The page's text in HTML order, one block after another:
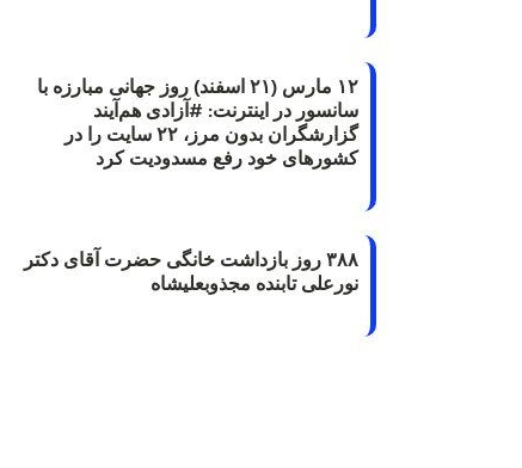
۱۲ مارس (۲۱ اسفند) روز جهانی مبارزه با
سانسور در اینترنت: #آزادی هم‌آیند
گزارشگران‌ بدون مرز، ۲۲ سایت را در
کشورهای خود رفع مسدودیت کرد
۳۸۸ روز بازداشت خانگی حضرت آقای دکتر
نورعلی تابنده مجذوبعلیشاه